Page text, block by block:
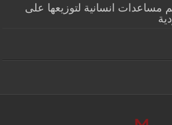
مساعدات انسانية لتوزيعها على